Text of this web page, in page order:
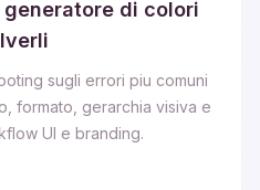
di colori
sugli errori piu comuni
formato, gerarchia visiva e
UI e branding.